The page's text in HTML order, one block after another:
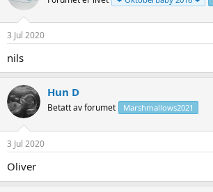
3 Jul 2020
nils
Hun D
Betatt av forumet Marshmallows2021
3 Jul 2020
Oliver